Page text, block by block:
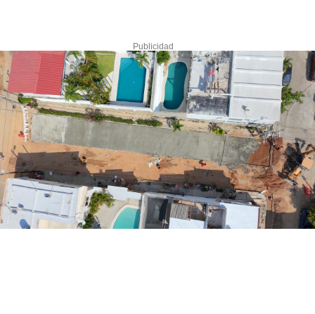
Publicidad